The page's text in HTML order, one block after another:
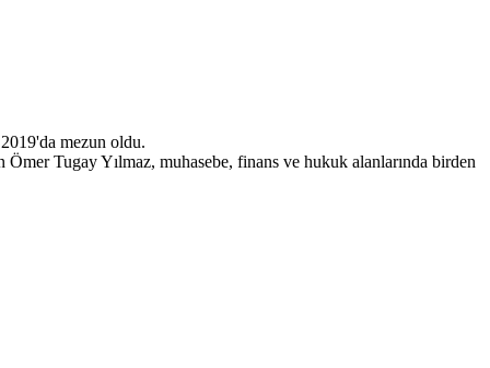
mezun oldu.
Tugay Yılmaz, muhasebe, finans ve hukuk alanlarında birden